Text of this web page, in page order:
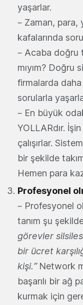
yaşarlar.
– Zaman, para,
kafalarında
– Acaba doğru
mıyım? Doğru
firmalarda
sorularla
– En büyük
YOLLARdır.
çalışırlar.
bir şekilde
Hemen para
Profesyonel
– Profesyonel
tanım şu
görevler
bir ücret
kişi.” Network
başarılı bir ağ
kurmak için